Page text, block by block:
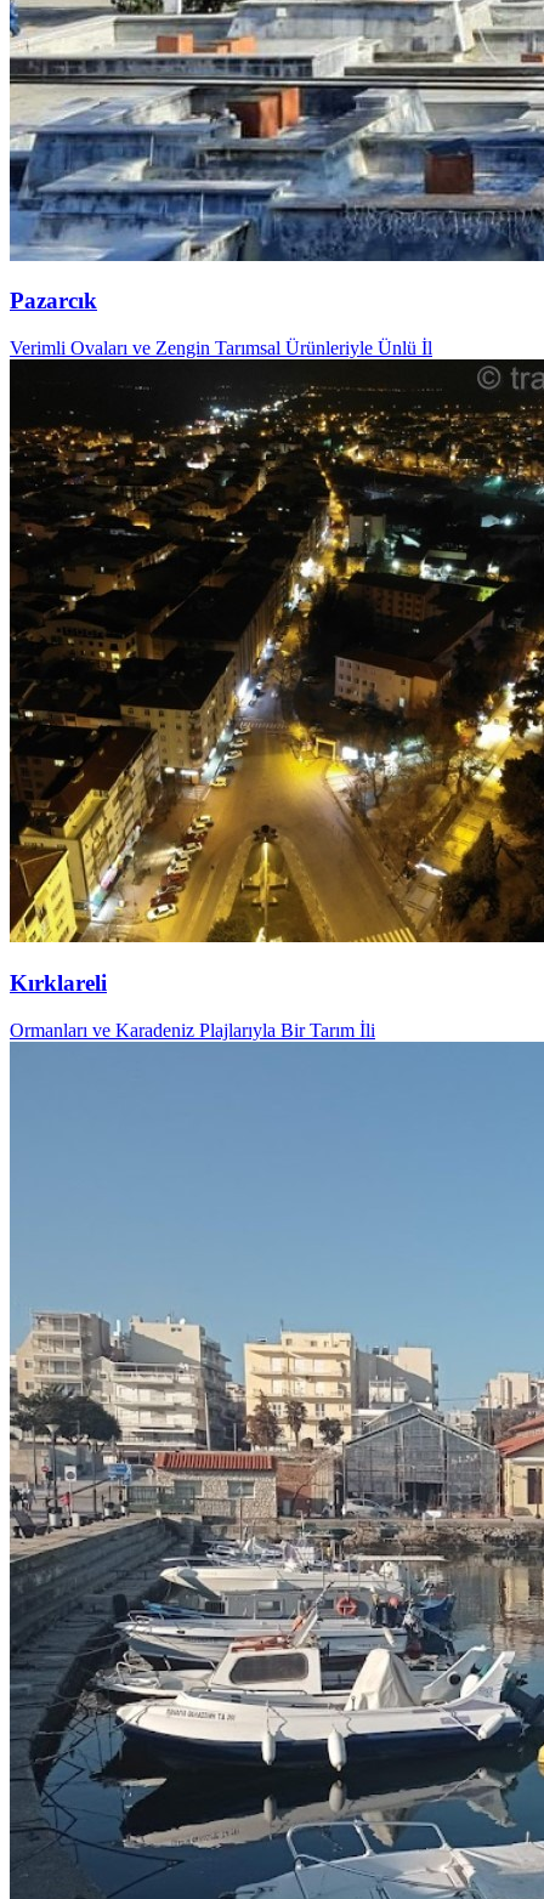
Pazarcık
Verimli Ovaları ve Zengin Tarımsal Ürünleriyle Ünlü İl
Kırklareli
Ormanları ve Karadeniz Plajlarıyla Bir Tarım İli